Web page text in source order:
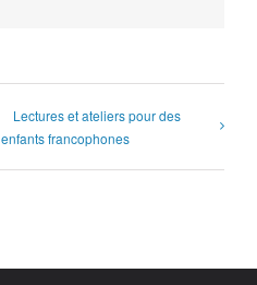
Lectures et ateliers pour des
enfants francophones